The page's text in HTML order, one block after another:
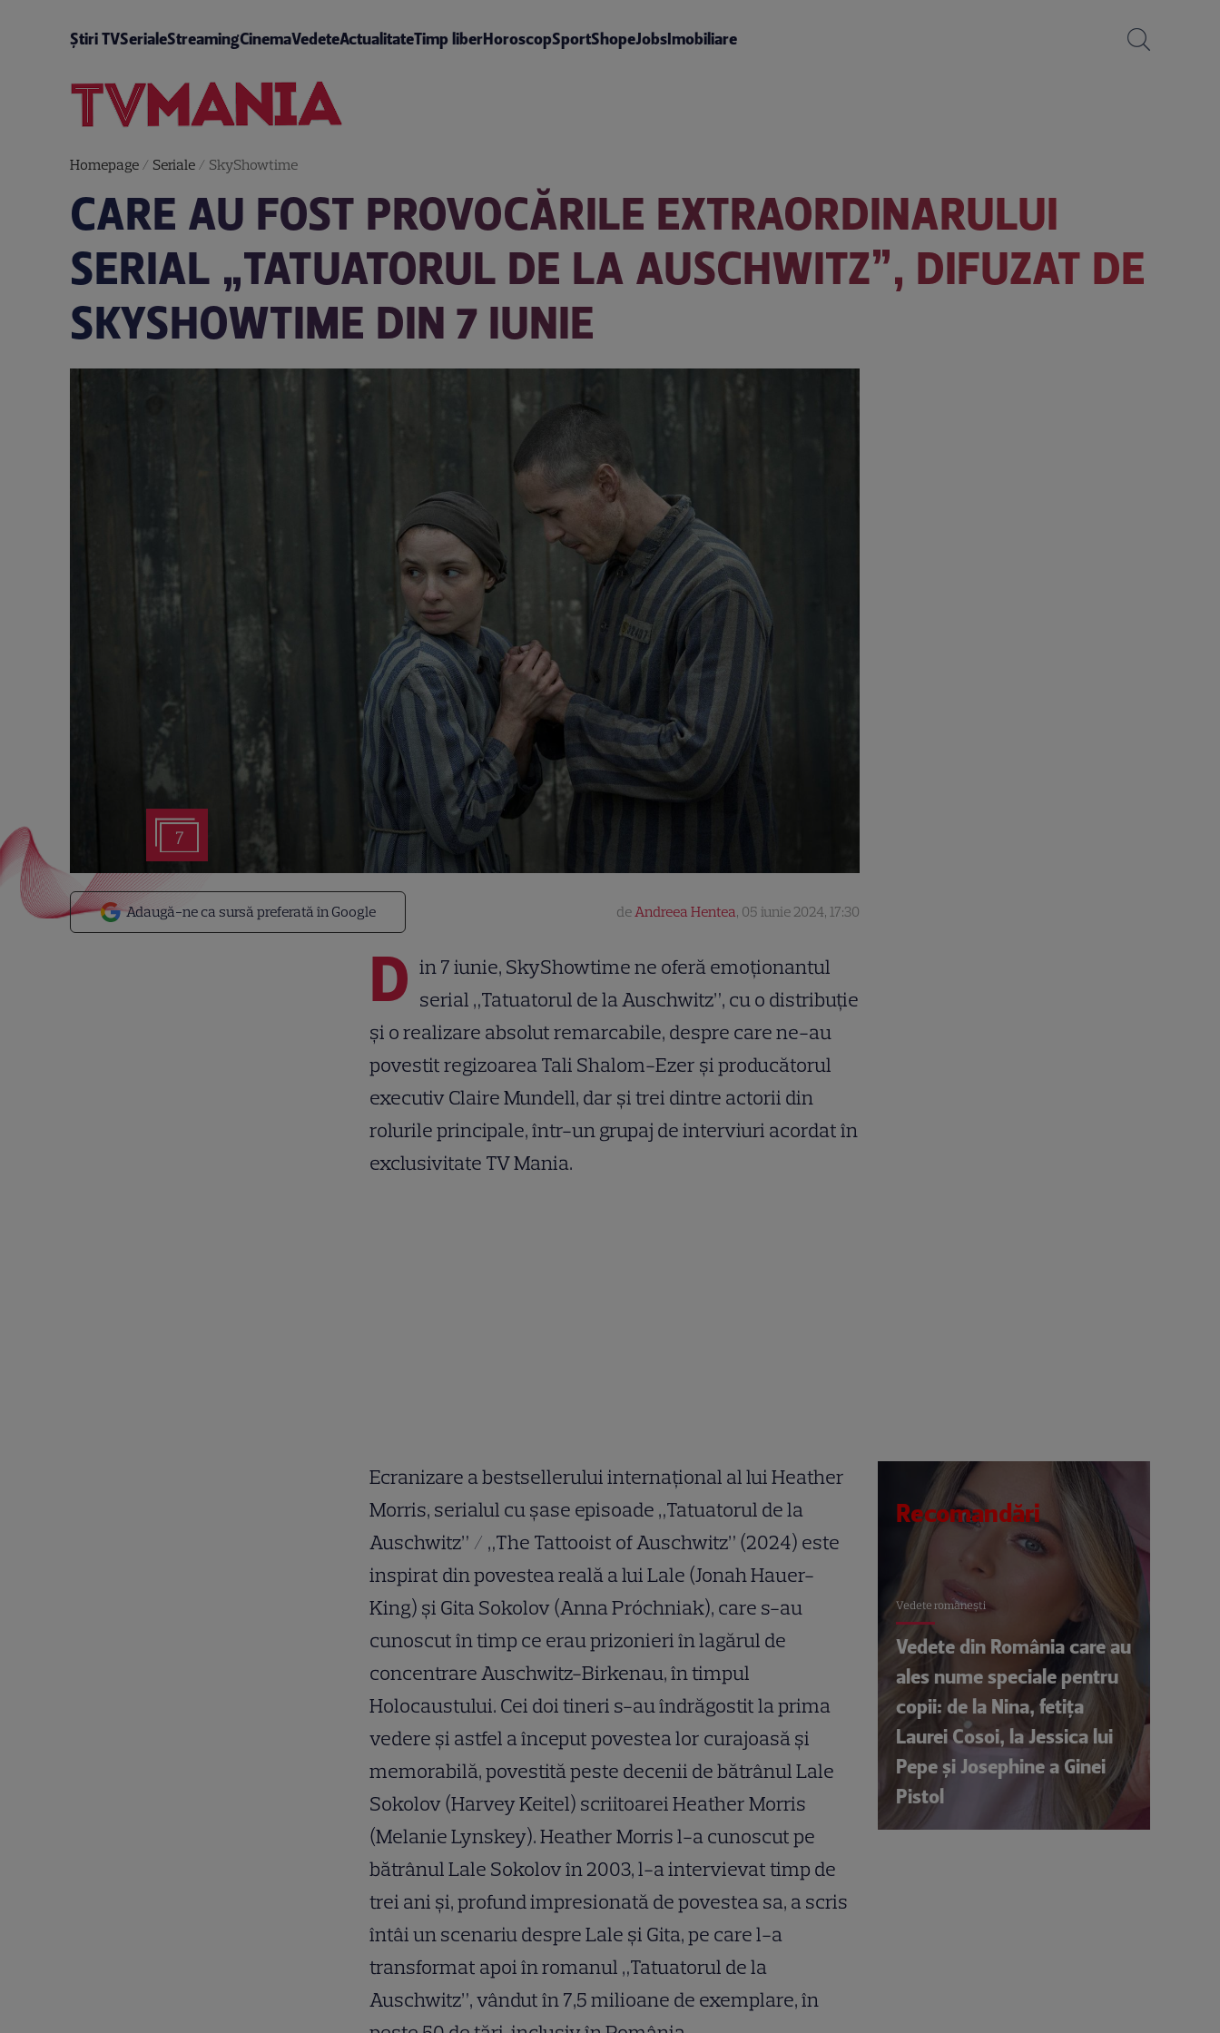
Știri TVSerialeStreamingCinemaVedeteActualitateTimp liberHoroscopSportShopeJobsImobiliare
Homepage/ Seriale/ SkyShowtime
CARE AU FOST PROVOCĂRILE EXTRAORDINARULUI
SERIAL „TATUATORUL DE LA AUSCHWITZ”, DIFUZAT DE
SKYSHOWTIME DIN 7 IUNIE
7
Adaugă-ne ca sursă preferată în Google deAndreea Hentea, 05 iunie 2024, 17:30
D in 7 iunie, SkyShowtime ne oferă emoționantul
serial „Tatuatorul de la Auschwitz”, cu o distribuție
și o realizare absolut remarcabile, despre care ne-au
povestit regizoarea Tali Shalom-Ezer și producătorul
executiv Claire Mundell, dar și trei dintre actorii din
rolurile principale, într-un grupaj de interviuri acordat în
exclusivitate TV Mania.
Ecranizare a bestsellerului internațional al lui Heather
Morris, serialul cu șase episoade „Tatuatorul de la
Auschwitz” / „The Tattooist of Auschwitz” (2024) este
inspirat din povestea reală a lui Lale (Jonah Hauer-
King) și Gita Sokolov (Anna Próchniak), care s-au
cunoscut în timp ce erau prizonieri în lagărul de
concentrare Auschwitz-Birkenau, în timpul
Holocaustului. Cei doi tineri s-au îndrăgostit la prima
vedere și astfel a început povestea lor curajoasă și
memorabilă, povestită peste decenii de bătrânul Lale
Sokolov (Harvey Keitel) scriitoarei Heather Morris
(Melanie Lynskey). Heather Morris l-a cunoscut pe
bătrânul Lale Sokolov în 2003, l-a intervievat timp de
trei ani și, profund impresionată de povestea sa, a scris
întâi un scenariu despre Lale și Gita, pe care l-a
transformat apoi în romanul „Tatuatorul de la
Auschwitz”, vândut în 7,5 milioane de exemplare, în
Recomandări
Vedete româneşti
Vedete din România care au
ales nume speciale pentru
copii: de la Nina, fetița
Laurei Cosoi, la Jessica lui
Pepe și Josephine a Ginei
Pistol